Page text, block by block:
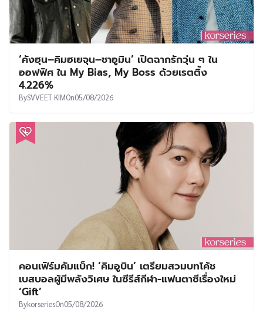
‘คังฮุน–คิมฮเยจุน–ชาอูมิน’ เปิดฉากรักวุ่น ๆ ใน
ออฟฟิศ ใน My Bias, My Boss ด้วยเรตติ้ง
4.226%
BySVVEET KIMOn05/08/2026
คอนเฟิร์มคัมแบ็ก! ‘คิมอูบิน’ เตรียมสวมบทโค้ช
เบสบอลผู้มีพลังวิเศษ ในซีรีส์กีฬา-แฟนตาซีเรื่องใหม่
‘Gift’
BykorseriesOn05/08/2026